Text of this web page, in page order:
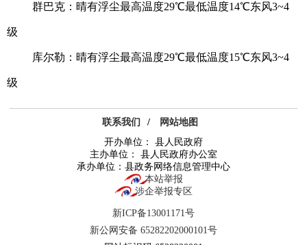
群巴克：晴有浮尘最高温度29℃最低温度14℃东风3~4
级
库尔勒：晴有浮尘最高温度29℃最低温度15℃东风3~4
级
联系我们 /
网站地图
开办单位： 县人民政府
主办单位： 县人民政府办公室
承办单位：县政务网络信息管理中心
本站举报
涉企举报专区
新ICP备13001171号
新公网安备 65282202000101号